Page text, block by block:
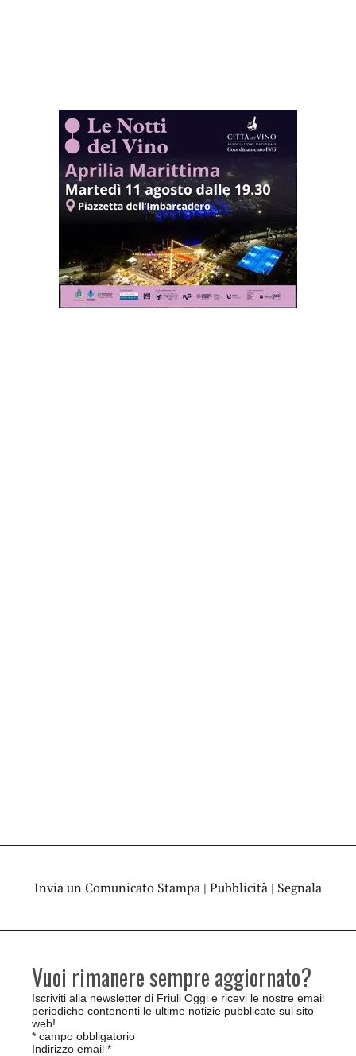
Invia un Comunicato Stampa | Pubblicità | Segnala
Vuoi rimanere sempre aggiornato?
Iscriviti alla newsletter di Friuli Oggi e ricevi le nostre email
periodiche contenenti le ultime notizie pubblicate sul sito
web!
* campo obbligatorio
Indirizzo email *